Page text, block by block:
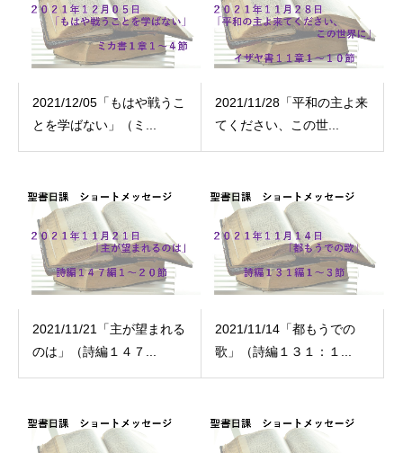
2021/12/05「もはや戦うこ
とを学ばない」（ミ...
2021/11/28「平和の主よ来
てください、この世...
2021/11/21「主が望まれる
のは」（詩編１４７...
2021/11/14「都もうでの
歌」（詩編１３１：１...